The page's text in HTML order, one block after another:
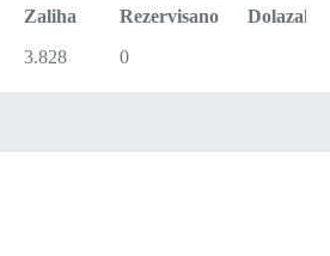
Zaliha Rezervisano
Dolazak
3.828 0